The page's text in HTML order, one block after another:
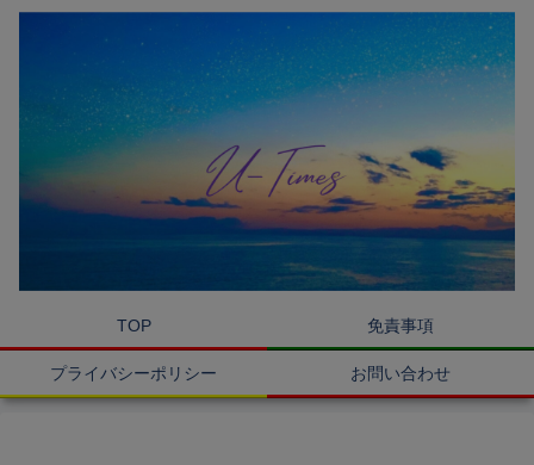
TOP 免責事項
プライバシーポリシー お問い合わせ